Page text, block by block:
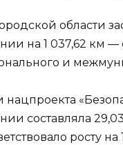
области
на 1 037,62 км —
и
нацпроекта
составляла
росту